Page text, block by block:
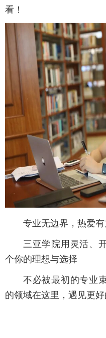
看！
专业无边界，热爱有
三亚学院用灵活、
个你的理想与选择
不必被最初的专业
的领域在这里，遇见更好